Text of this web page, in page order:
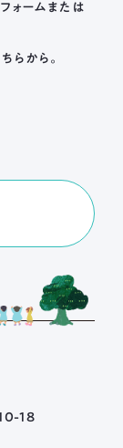
ォームまたは
らから。
18